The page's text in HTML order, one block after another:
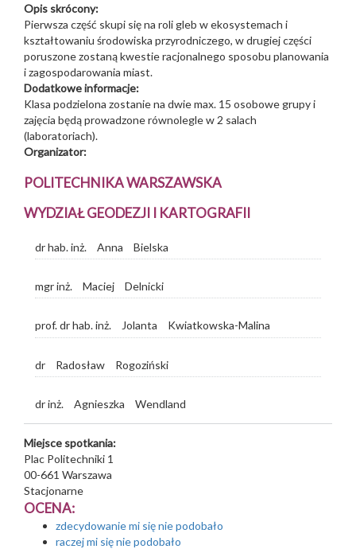
Opis skrócony:
Pierwsza część skupi się na roli gleb w ekosystemach i
kształtowaniu środowiska przyrodniczego, w drugiej części
poruszone zostaną kwestie racjonalnego sposobu planowania
i zagospodarowania miast.
Dodatkowe informacje:
Klasa podzielona zostanie na dwie max. 15 osobowe grupy i
zajęcia będą prowadzone równolegle w 2 salach
(laboratoriach).
Organizator:
POLITECHNIKA WARSZAWSKA
WYDZIAŁ GEODEZJI I KARTOGRAFII
dr hab. inż. Anna Bielska
mgr inż. Maciej Delnicki
prof. dr hab. inż. Jolanta Kwiatkowska-Malina
dr Radosław Rogoziński
dr inż. Agnieszka Wendland
Miejsce spotkania:
Plac Politechniki 1
00-661 Warszawa
Stacjonarne
OCENA:
zdecydowanie mi się nie podobało
raczej mi się nie podobało